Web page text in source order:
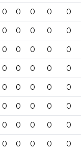
0 0 0 0 0
0 0 0 0 0
0 0 0 0 0
0 0 0 0 0
0 0 0 0 0
0 0 0 0 0
0 0 0 0 0
0 0 0 0 0